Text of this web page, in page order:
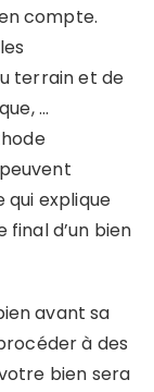
compte.
terrain et de
…
qui explique
d’un bien
avant sa
à des
bien sera